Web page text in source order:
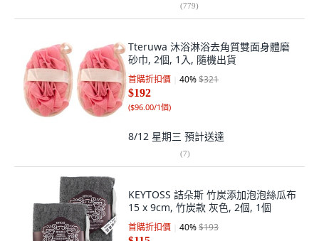
(779)
Tteruwa 沐浴淋浴去角質雙面身體磨
砂巾, 2個, 1入, 隨機出貨
首購折扣價 40%$321
$192
($96.00/1個)
8/12 星期三 預計送達
(7)
KEYTOSS 詰朵斯 竹炭添加泡泡絲瓜布
15 x 9cm, 竹炭款 灰色, 2個, 1個
首購折扣價 40%$193